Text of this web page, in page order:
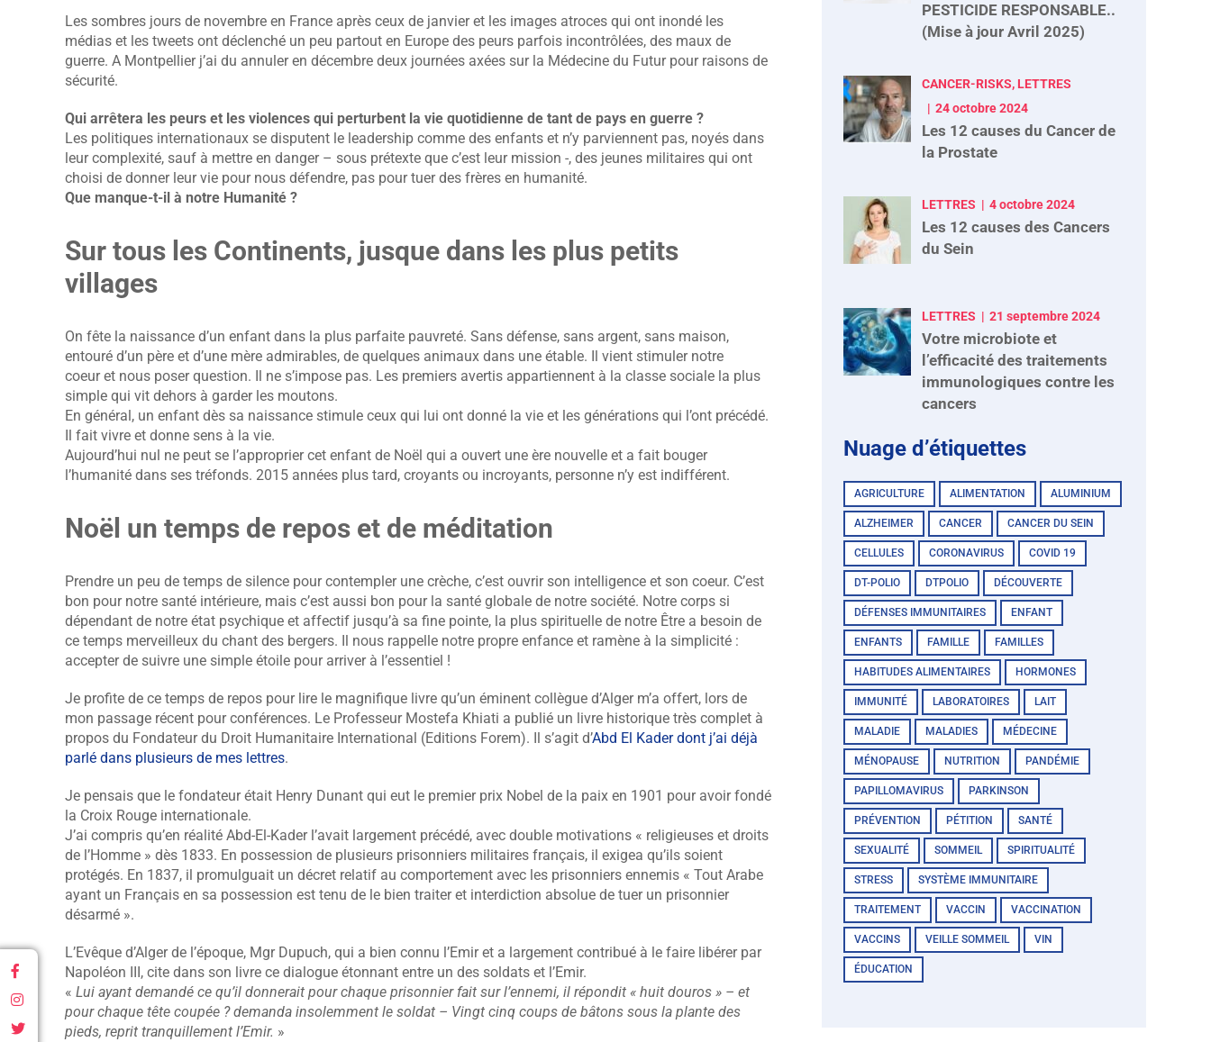
Les sombres jours de novembre en France après ceux de janvier et les images atroces qui ont inondé les
médias et les tweets ont déclenché un peu partout en Europe des peurs parfois incontrôlées, des maux de
guerre. A Montpellier j’ai du annuler en décembre deux journées axées sur la Médecine du Futur pour raisons de
sécurité.
Qui arrêtera les peurs et les violences qui perturbent la vie quotidienne de tant de pays en guerre ?
Les politiques internationaux se disputent le leadership comme des enfants et n’y parviennent pas, noyés dans
leur complexité, sauf à mettre en danger – sous prétexte que c’est leur mission -, des jeunes militaires qui ont
choisi de donner leur vie pour nous défendre, pas pour tuer des frères en humanité.
Que manque-t-il à notre Humanité ?
Sur tous les Continents, jusque dans les plus petits
villages
On fête la naissance d’un enfant dans la plus parfaite pauvreté. Sans défense, sans argent, sans maison,
entouré d’un père et d’une mère admirables, de quelques animaux dans une étable. Il vient stimuler notre
coeur et nous poser question. Il ne s’impose pas. Les premiers avertis appartiennent à la classe sociale la plus
simple qui vit dehors à garder les moutons.
En général, un enfant dès sa naissance stimule ceux qui lui ont donné la vie et les générations qui l’ont précédé.
Il fait vivre et donne sens à la vie.
Aujourd’hui nul ne peut se l’approprier cet enfant de Noël qui a ouvert une ère nouvelle et a fait bouger
l’humanité dans ses tréfonds. 2015 années plus tard, croyants ou incroyants, personne n’y est indifférent.
Noël un temps de repos et de méditation
Prendre un peu de temps de silence pour contempler une crèche, c’est ouvrir son intelligence et son coeur. C’est
bon pour notre santé intérieure, mais c’est aussi bon pour la santé globale de notre société. Notre corps si
dépendant de notre état psychique et affectif jusqu’à sa fine pointe, la plus spirituelle de notre Être a besoin de
ce temps merveilleux du chant des bergers. Il nous rappelle notre propre enfance et ramène à la simplicité :
accepter de suivre une simple étoile pour arriver à l’essentiel !
Je profite de ce temps de repos pour lire le magnifique livre qu’un éminent collègue d’Alger m’a offert, lors de
mon passage récent pour conférences. Le Professeur Mostefa Khiati a publié un livre historique très complet à
propos du Fondateur du Droit Humanitaire International (Editions Forem). Il s’agit d’Abd El Kader dont j’ai déjà
parlé dans plusieurs de mes lettres.
Je pensais que le fondateur était Henry Dunant qui eut le premier prix Nobel de la paix en 1901 pour avoir fondé
la Croix Rouge internationale.
J’ai compris qu’en réalité Abd-El-Kader l’avait largement précédé, avec double motivations « religieuses et droits
de l’Homme » dès 1833. En possession de plusieurs prisonniers militaires français, il exigea qu’ils soient
protégés. En 1837, il promulguait un décret relatif au comportement avec les prisonniers ennemis « Tout Arabe
ayant un Français en sa possession est tenu de le bien traiter et interdiction absolue de tuer un prisonnier
désarmé ».
L’Evêque d’Alger de l’époque, Mgr Dupuch, qui a bien connu l’Emir et a largement contribué à le faire libérer par
Napoléon III, cite dans son livre ce dialogue étonnant entre un des soldats et l’Emir.
« Lui ayant demandé ce qu’il donnerait pour chaque prisonnier fait sur l’ennemi, il répondit « huit douros » – et
pour chaque tête coupée ? demanda insolemment le soldat – Vingt cinq coups de bâtons sous la plante des
pieds, reprit tranquillement l’Emir. »
PESTICIDE RESPONSABLE..
(Mise à jour Avril 2025)
CANCER-RISKS, LETTRES
24 octobre 2024
Les 12 causes du Cancer de
la Prostate
LETTRES 4 octobre 2024
Les 12 causes des Cancers
du Sein
LETTRES 21 septembre 2024
Votre microbiote et
l’efficacité des traitements
immunologiques contre les
cancers
Nuage d’étiquettes
AGRICULTURE ALIMENTATION ALUMINIUM
ALZHEIMER CANCER CANCER DU SEIN
CELLULES CORONAVIRUS COVID 19
DT-POLIO DTPOLIO DÉCOUVERTE
DÉFENSES IMMUNITAIRES ENFANT
ENFANTS FAMILLE FAMILLES
HABITUDES ALIMENTAIRES HORMONES
IMMUNITÉ LABORATOIRES LAIT
MALADIE MALADIES MÉDECINE
MÉNOPAUSE NUTRITION PANDÉMIE
PAPILLOMAVIRUS PARKINSON
PRÉVENTION PÉTITION SANTÉ
SEXUALITÉ SOMMEIL SPIRITUALITÉ
STRESS SYSTÈME IMMUNITAIRE
TRAITEMENT VACCIN VACCINATION
VACCINS VEILLE SOMMEIL VIN
ÉDUCATION